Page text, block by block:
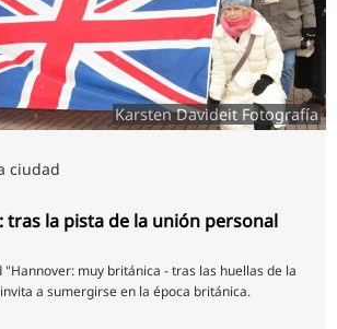
Karsten Davideit Fotografía
ciudad
tras la pista de la unión personal
"Hannover: muy británica - tras las huellas de la
a sumergirse en la época británica.